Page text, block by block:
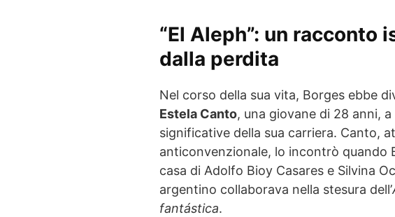
“El Aleph”: un racconto
dalla perdita
Nel corso della sua vita, Borges ebbe
Estela Canto, una giovane di 28 anni,
significative della sua carriera. Canto,
anticonvenzionale, lo incontrò quando
casa di Adolfo Bioy Casares e Silvina
argentino collaborava nella stesura dell’
fantástica.